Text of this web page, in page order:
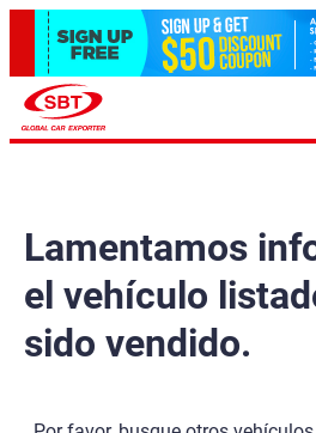
Lamentamos
el vehículo
sido vendido.